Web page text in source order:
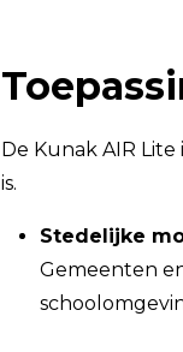
De Kunak AIR
is.
Stedelijke
Gemeenten